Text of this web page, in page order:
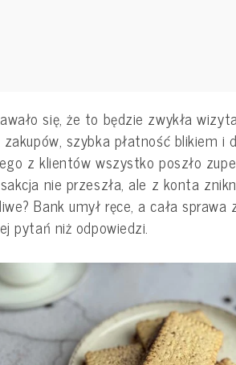
się, że to będzie zwykła
zakupów, szybka płatność blikiem i
z klientów wszystko poszło
nie przeszła, ale z konta
Bank umył ręce, a cała
pytań niż odpowiedzi.